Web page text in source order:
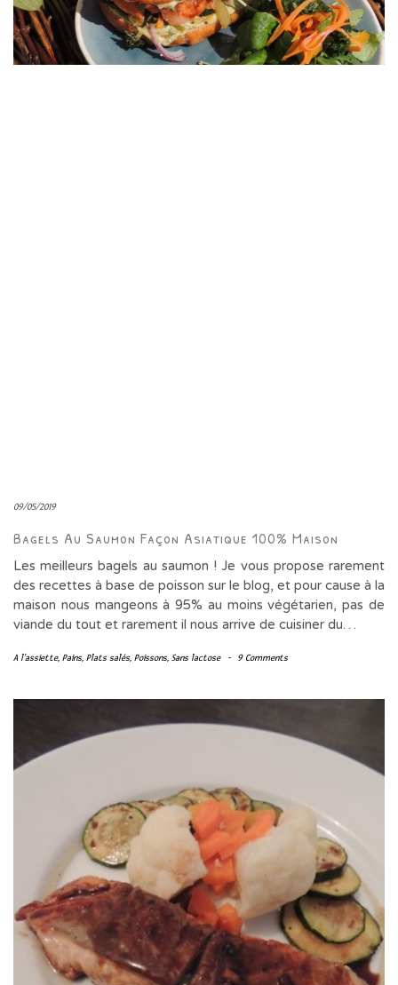
09/05/2019
Bagels Au Saumon Façon Asiatique 100% Maison
Les meilleurs bagels au saumon ! Je vous propose rarement
des recettes à base de poisson sur le blog, et pour cause à la
maison nous mangeons à 95% au moins végétarien, pas de
viande du tout et rarement il nous arrive de cuisiner du…
A l'assiette, Pains, Plats salés, Poissons, Sans lactose - 9 Comments